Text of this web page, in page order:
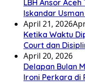
LBH Ansor
Iskandar
April 21, 2026
Ketika Waktu
Court dan
April 20, 2026
Delapan Bulan
Ironi Perkara di